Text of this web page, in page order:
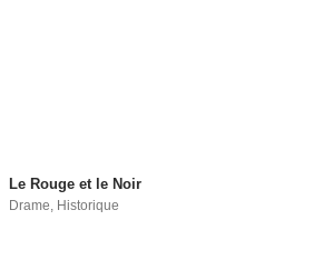
Le Rouge et le Noir
Drame, Historique